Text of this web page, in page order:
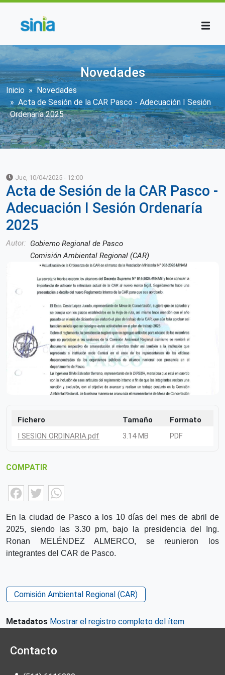
Novedades
Sobrescribir enlaces de ayuda a la
Inicio
Novedades
Acta de Sesión de la CAR Pasco - Adecuación I Sesión
Ordenaría 2025
Jue, 10/04/2025 - 12:00
Acta de Sesión de la CAR Pasco -
Adecuación I Sesión Ordenaría
2025
Autor
Gobierno Regional de Pasco
Comisión Ambiental Regional (CAR)
Fichero Tamaño
Formato
I SESION ORDINARIA.pdf
3.14 MB PDF
COMPATIR
Facebook
Twitter
En la ciudad de Pasco a los 10 días del mes de abril de
2025, siendo las 3.30 pm, bajo la presidencia del Ing.
Ronan MELÉNDEZ ALMERCO, se reunieron los
integrantes del CAR de Pasco.
Comisión Ambiental Regional (CAR)
Metadatos Mostrar el registro completo del ítem
Contacto